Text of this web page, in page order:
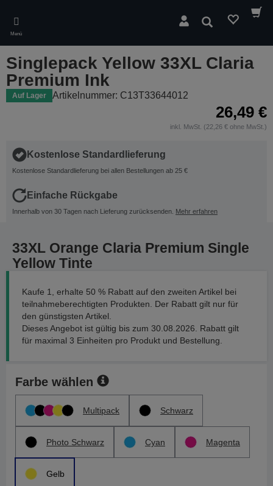
main
content
Menü
Suchen
Singlepack Yellow 33XL Claria
Premium Ink
Auf Lager Artikelnummer: C13T33644012
26,49 €
inkl. MwSt. (22,26 € ohne MwSt.)
Kostenlose Standardlieferung
Kostenlose Standardlieferung bei allen Bestellungen ab 25 €
Einfache Rückgabe
Innerhalb von 30 Tagen nach Lieferung zurücksenden. Mehr erfahren
33XL Orange Claria Premium Single
Yellow Tinte
Kaufe 1, erhalte 50 % Rabatt auf den zweiten Artikel bei
teilnahmeberechtigten Produkten. Der Rabatt gilt nur für
den günstigsten Artikel.
Dieses Angebot ist gültig bis zum 30.08.2026. Rabatt gilt
für maximal 3 Einheiten pro Produkt und Bestellung.
Farbe wählen
Multipack Schwarz
Photo Schwarz Cyan Magenta
Gelb